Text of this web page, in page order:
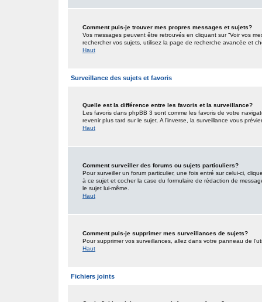
Comment puis-je trouver mes propres messages et sujets?
Vos messages peuvent être retrouvés en cliquant sur “Voir vos
rechercher vos sujets, utilisez la page de recherche avancée et
Haut
Surveillance des sujets et favoris
Quelle est la différence entre les favoris et la surveillance?
Les favoris dans phpBB 3 sont comme les favoris de votre
revenir plus tard sur le sujet. A l’inverse, la surveillance vous
Haut
Comment surveiller des forums ou sujets particuliers?
Pour surveiller un forum particulier, une fois entré sur celui-ci,
à ce sujet et cocher la case du formulaire de rédaction de
le sujet lui-même.
Haut
Comment puis-je supprimer mes surveillances de sujets?
Pour supprimer vos surveillances, allez dans votre panneau de
Haut
Fichiers joints